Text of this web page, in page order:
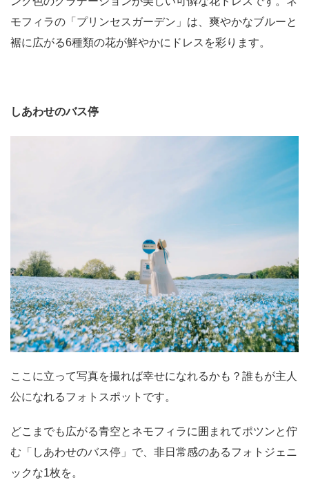
モフィラの「プリンセスガーデン」は、爽やかなブルーと
裾に広がる6種類の花が鮮やかにドレスを彩ります。
しあわせのバス停
ここに立って写真を撮れば幸せになれるかも？誰もが主人
公になれるフォトスポットです。
どこまでも広がる青空とネモフィラに囲まれてポツンと佇
む「しあわせのバス停」で、非日常感のあるフォトジェニ
ックな1枚を。